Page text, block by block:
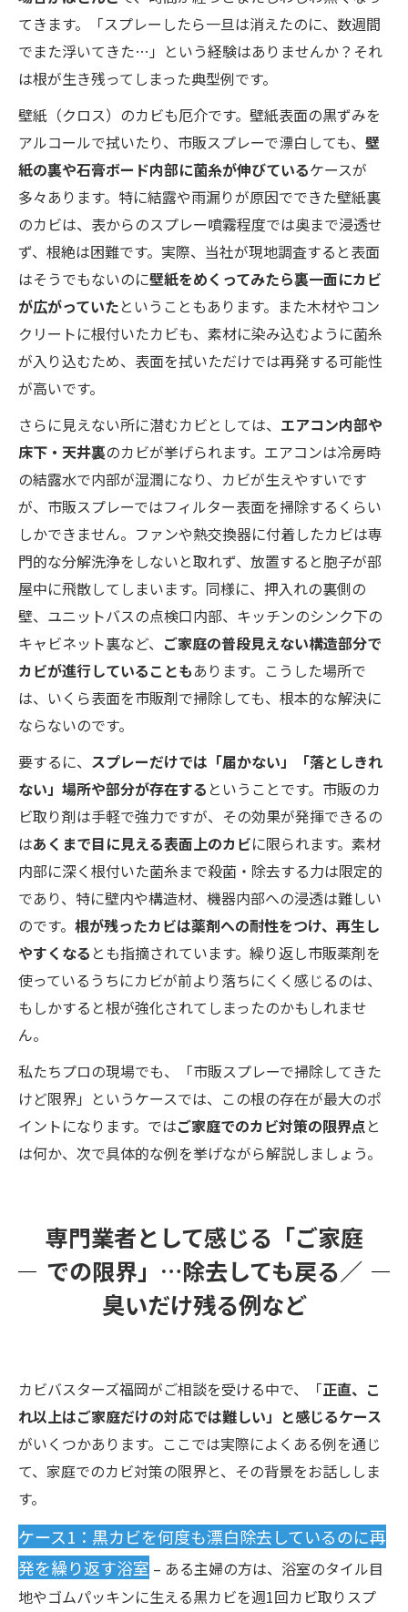
てきます。「スプレーしたら一旦は消えたのに、数週間
でまた浮いてきた…」という経験はありませんか？それ
は根が生き残ってしまった典型例です。
壁紙（クロス）のカビも厄介です。壁紙表面の黒ずみを
アルコールで拭いたり、市販スプレーで漂白しても、 壁
紙の裏や石膏ボード内部に菌糸が伸びているケースが
多々あります。特に結露や雨漏りが原因でできた壁紙裏
のカビは、表からのスプレー噴霧程度では奥まで浸透せ
ず、根絶は困難です。実際、当社が現地調査すると表面
はそうでもないのに壁紙をめくってみたら裏一面にカビ
が広がっていたということもあります。また木材やコン
クリートに根付いたカビも、素材に染み込むように菌糸
が入り込むため、表面を拭いただけでは再発する可能性
が高いです。
さらに見えない所に潜むカビとしては、 エアコン内部や
床下・天井裏のカビが挙げられます。エアコンは冷房時
の結露水で内部が湿潤になり、カビが生えやすいです
が、市販スプレーではフィルター表面を掃除するくらい
しかできません。ファンや熱交換器に付着したカビは専
門的な分解洗浄をしないと取れず、放置すると胞子が部
屋中に飛散してしまいます。同様に、押入れの裏側の
壁、ユニットバスの点検口内部、キッチンのシンク下の
キャビネット裏など、 ご家庭の普段見えない構造部分で
カビが進行していることもあります。こうした場所で
は、いくら表面を市販剤で掃除しても、根本的な解決に
ならないのです。
要するに、 スプレーだけでは「届かない」「落としきれ
ない」場所や部分が存在する ということです。市販のカ
ビ取り剤は手軽で強力ですが、その効果が発揮できるの
はあくまで目に見える表面上のカビに限られます。素材
内部に深く根付いた菌糸まで殺菌・除去する力は限定的
であり、特に壁内や構造材、機器内部への浸透は難しい
のです。 根が残ったカビは薬剤への耐性をつけ、再生し
やすくなる とも指摘されています。繰り返し市販薬剤を
使っているうちにカビが前より落ちにくく感じるのは、
もしかすると根が強化されてしまったのかもしれませ
ん。
私たちプロの現場でも、「市販スプレーで掃除してきた
けど限界」というケースでは、この根の存在が最大のポ
イントになります。ではご家庭でのカビ対策の限界点と
は何か、次で具体的な例を挙げながら解説しましょう。
専門業者として感じる「ご家庭
での限界」…除去しても戻る／
臭いだけ残る例など
カビバスターズ福岡がご相談を受ける中で、「正直、こ
れ以上はご家庭だけの対応では難しい」と感じるケース
がいくつかあります。ここでは実際によくある例を通じ
て、家庭でのカビ対策の限界と、その背景をお話ししま
す。
ケース1：黒カビを何度も漂白除去しているのに再
発を繰り返す浴室 – ある主婦の方は、浴室のタイル目
地やゴムパッキンに生える黒カビを週1回カビ取りスプ